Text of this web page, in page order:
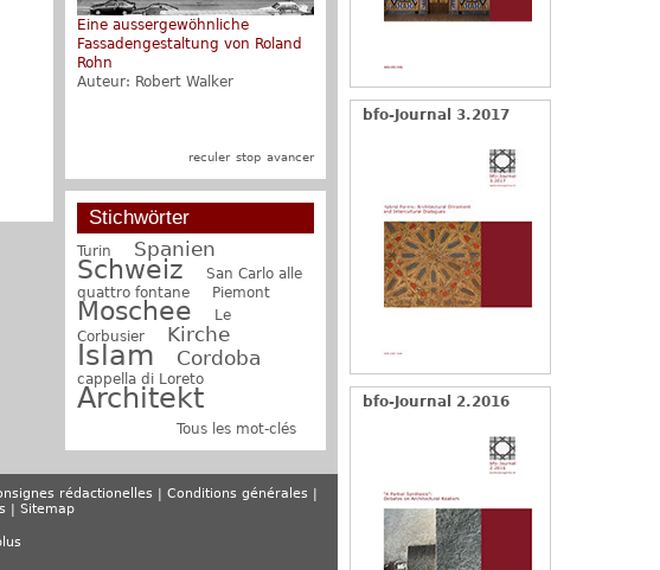
bfo-Journal 3.2017
bfo-Journal 2.2016
Eine aussergewöhnliche
Fassadengestaltung von Roland
Rohn
Auteur: Robert Walker
Johann Claudius von Lassaulx -
Frühhistorismus und
Strukturpolychromie
Auteur: Georg Germann
reculer stop avancer
Stichwörter
Turin Spanien
Schweiz
San Carlo alle
quattro fontane
Piemont
Moschee
Le
Corbusier
Kirche
Islam Cordoba
cappella di Loreto
Architekt
Tous les mot-clés
rédactionelles
Conditions générales
Sitemap